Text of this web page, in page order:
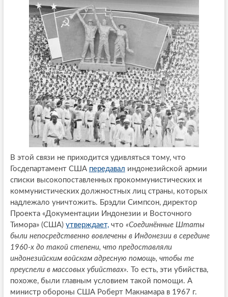
В этой связи не приходится удивляться тому, что
Госдепартамент США передавал индонезийской армии
списки высокопоставленных прокоммунистических и
коммунистических должностных лиц страны, которых
надлежало уничтожить. Брэдли Симпсон, директор
Проекта «Документации Индонезии и Восточного
Тимора» (США) утверждает,что «Соединённые Штаты
были непосредственно вовлечены в Индонезии в середине
1960-х до такой степени, что предоставляли
индонезийским войскам адресную помощь, чтобы те
преуспели в массовых убийствах».
То есть, эти убийства,
похоже, были главным условием такой помощи. А
министр обороны США Роберт Макнамара в 1967 г.